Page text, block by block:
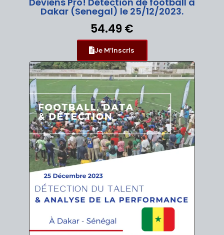
Dakar (Senegal) le 25/12/2023.
54.49 €
Je M'inscris